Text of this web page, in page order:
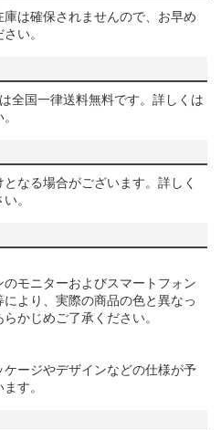
は確保されませんので、お早め
い。
全国一律送料無料です。詳しくは
なる場合がございます。詳しく
。
モニターおよびスマートフォン
より、実際の商品の色と異なっ
かじめご了承ください。
ージやデザインなどの仕様が予
す。